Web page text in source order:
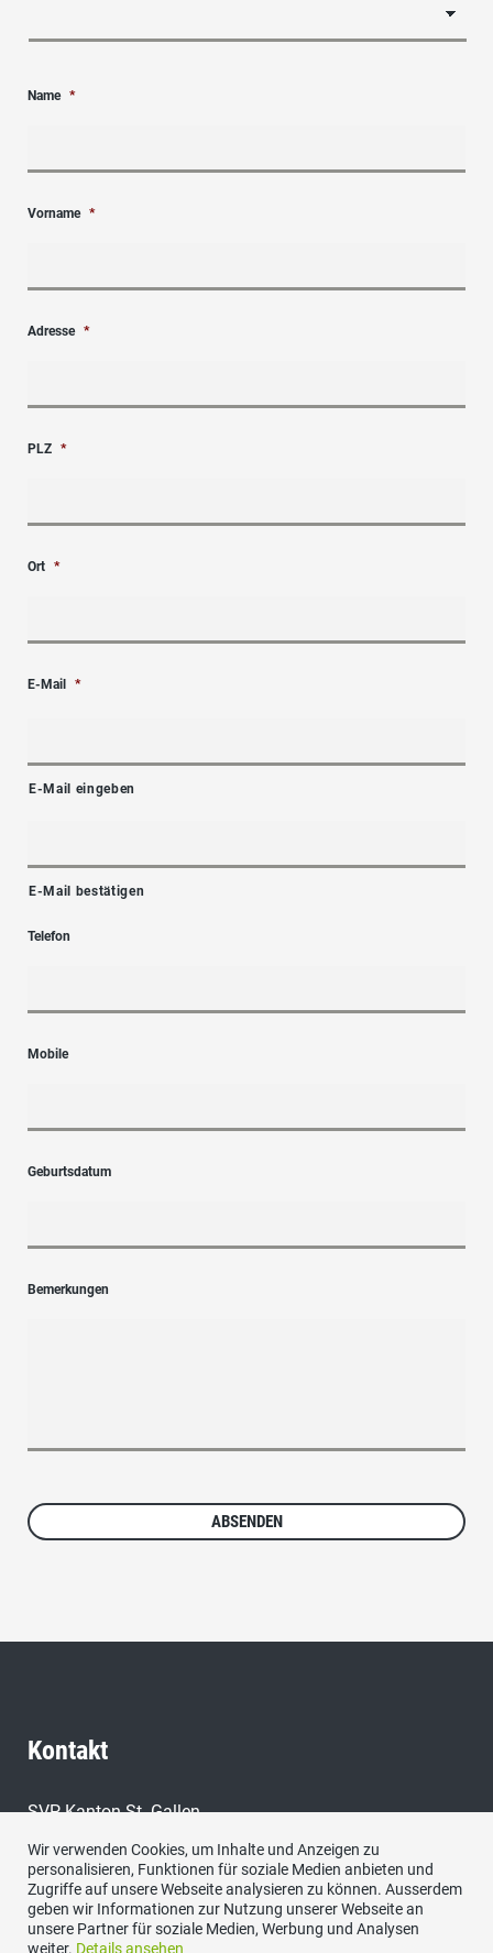
Name *
Vorname *
Adresse *
PLZ *
Ort *
E-Mail *
E-Mail eingeben
E-Mail bestätigen
Telefon
Mobile
Geburtsdatum
Bemerkungen
Kontakt
SVP Kanton St. Gallen,
9000 St. Gallen
E-Mail:
sekretariat@svp-sg.ch
Wir verwenden Cookies, um Inhalte und Anzeigen zu
personalisieren, Funktionen für soziale Medien anbieten und
Zugriffe auf unsere Webseite analysieren zu können. Ausserdem
geben wir Informationen zur Nutzung unserer Webseite an
unsere Partner für soziale Medien, Werbung und Analysen
weiter. Details ansehen